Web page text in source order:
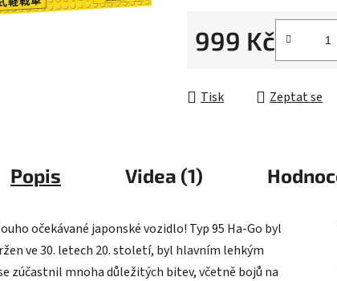
999 Kč
Tisk Zeptat se
Popis Videa (1)
očekávané japonské vozidlo! Typ 95 Ha-Go byl
ve 30. letech 20. století, byl hlavním lehkým
zúčastnil mnoha důležitých bitev, včetně bojů na